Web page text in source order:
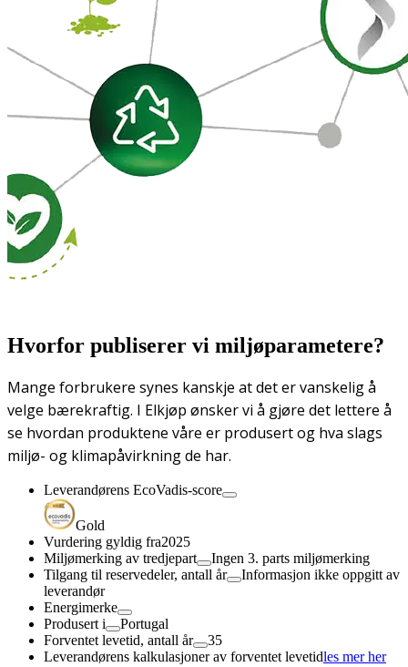
Hvorfor publiserer vi miljøparametere?
Mange forbrukere synes kanskje at det er vanskelig å
velge bærekraftig. I Elkjøp ønsker vi å gjøre det lettere å
se hvordan produktene våre er produsert og hva slags
miljø- og klimapåvirkning de har.
Leverandørens EcoVadis-score
Gold
Vurdering gyldig fra2025
Miljømerking av tredjepart
Ingen 3. parts miljømerking
Tilgang til reservedeler, antall år
Informasjon ikke oppgitt av
leverandør
Energimerke
Produsert i
Portugal
Forventet levetid, antall år
35
Leverandørens kalkulasjoner av forventet levetidles mer her